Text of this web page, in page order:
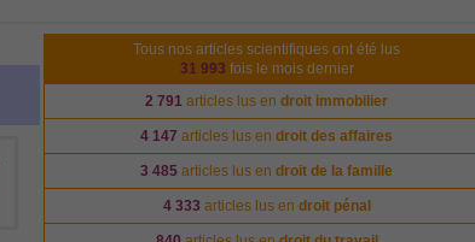
Tous nos articles scientifiques ont été lus
31 993 fois le mois dernier
2 791 articles lus endroit immobilier
4 147 articles lus endroit des affaires
3 485 articles lus endroit de la famille
4 333 articles lus en droit pénal